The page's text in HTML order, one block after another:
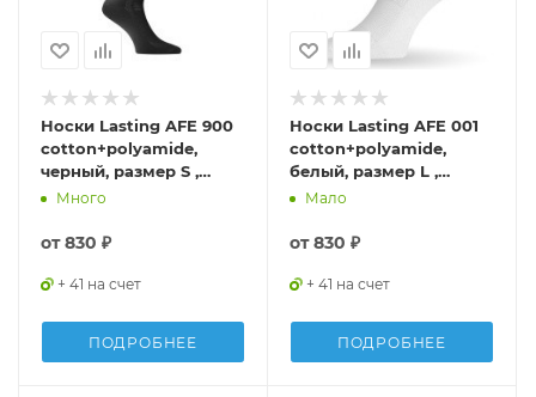
Носки Lasting AFE 900
cotton+polyamide,
черный, размер S ,
AFE900S
Много
от830 ₽
+ 41 на счет
ПОДРОБНЕЕ
Носки Lasting AFE 001
cotton+polyamide,
белый, размер L ,
AFE001L
Мало
от830 ₽
+ 41 на счет
ПОДРОБНЕЕ